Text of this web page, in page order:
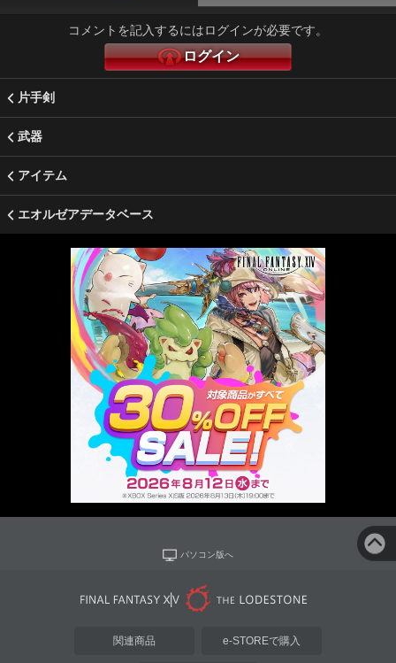
コメントを記入するにはログインが必要です。
ログイン
片手剣
武器
アイテム
エオルゼアデータベース
パソコン版へ
関連商品 e-STOREで購入